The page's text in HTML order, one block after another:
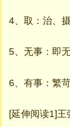
4、取：治、
5、无事：即
6、有事：繁
[延伸阅读1]王